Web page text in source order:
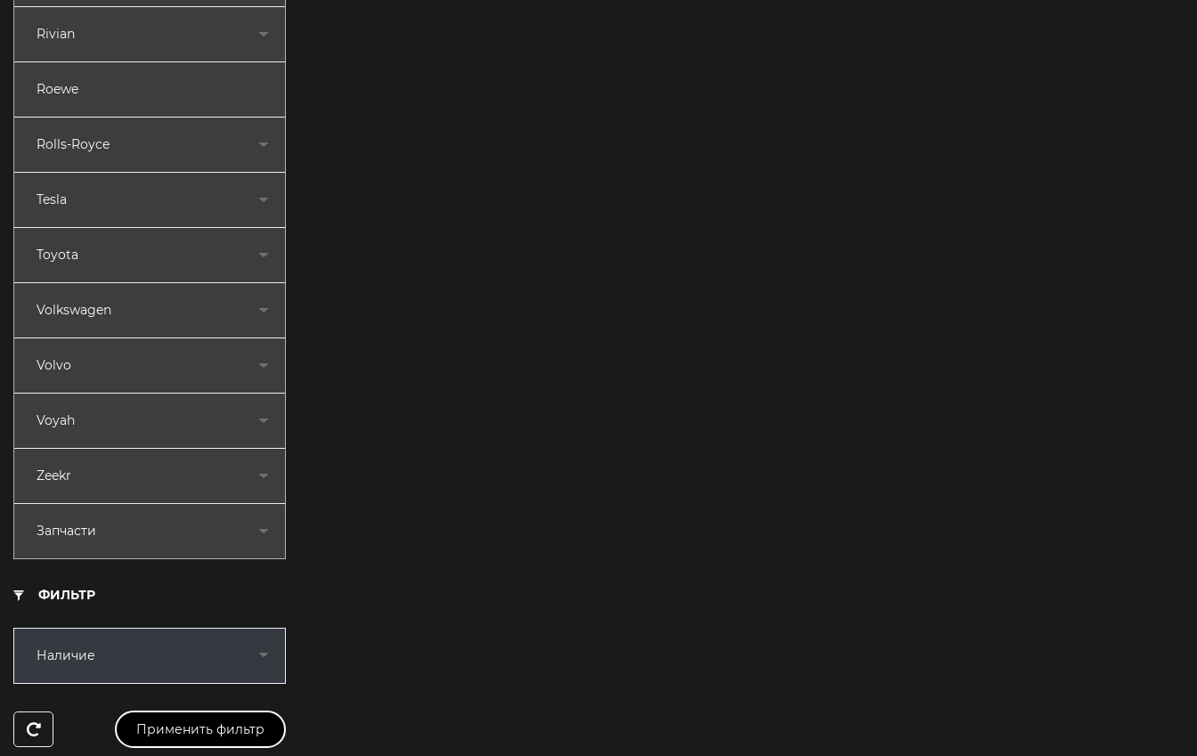
Rivian
Roewe
Rolls-Royce
Tesla
Toyota
Volkswagen
Volvo
Voyah
Zeekr
Запчасти
ФИЛЬТР
Наличие